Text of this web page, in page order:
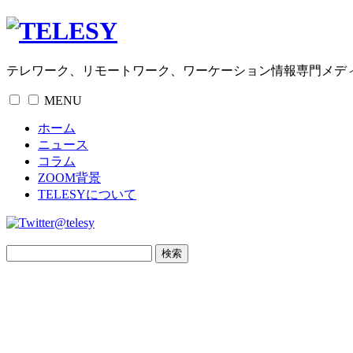
テレワーク、リモートワーク、ワーケーション情報専門メデ
MENU
ホーム
ニュース
コラム
ZOOM背景
TELESYについて
@telesy